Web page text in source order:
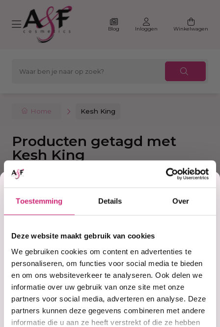
Toestemming Details Over
Deze website maakt gebruik van cookies
We gebruiken cookies om content en advertenties te
personaliseren, om functies voor social media te bieden
en om ons websiteverkeer te analyseren. Ook delen we
informatie over uw gebruik van onze site met onze
partners voor social media, adverteren en analyse. Deze
partners kunnen deze gegevens combineren met andere
informatie die u aan ze heeft verstrekt of die ze hebben
Blog Inloggen Winkelwagen
Home Kesh King
Producten getagd met
Kesh King
Filter Sorteer
Korting
op je
eerste
bestelling